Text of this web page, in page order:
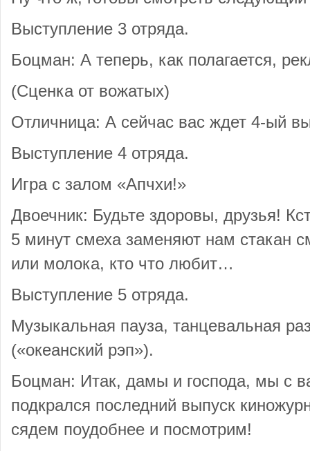
Выступление 3 отряда.
Боцман: А теперь, как полагается,
(Сценка от вожатых)
Отличница: А сейчас вас ждет 4-ый
Выступление 4 отряда.
Игра с залом «Апчхи!»
Двоечник: Будьте здоровы, друзья!
5 минут смеха заменяют нам стакан
или молока, кто что любит…
Выступление 5 отряда.
Музыкальная пауза, танцевальная
(«океанский рэп»).
Боцман: Итак, дамы и господа, мы с
подкрался последний выпуск
сядем поудобнее и посмотрим!